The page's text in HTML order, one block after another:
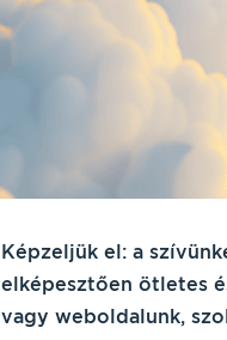
Képzeljük el: a
elképesztően ötletes
vagy weboldalunk,